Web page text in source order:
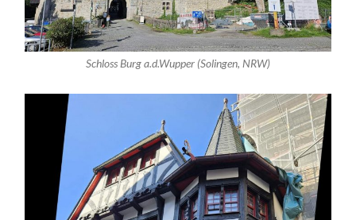
Schloss Burg a.d.Wupper (Solingen, NRW)